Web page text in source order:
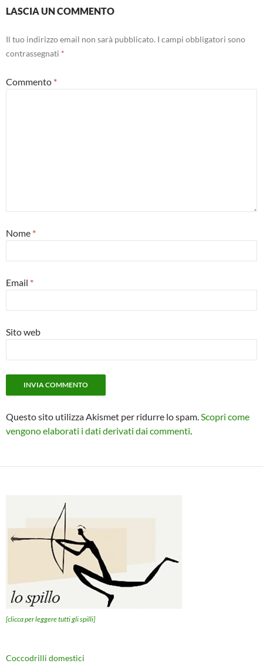
LASCIA UN COMMENTO
Il tuo indirizzo email non sarà pubblicato. I campi obbligatori sono
contrassegnati *
Commento *
Nome *
Email *
Sito web
Questo sito utilizza Akismet per ridurre lo spam. Scopri come
vengono elaborati i dati derivati dai commenti
[clicca per leggere tutti gli spilli]
Coccodrilli domestici